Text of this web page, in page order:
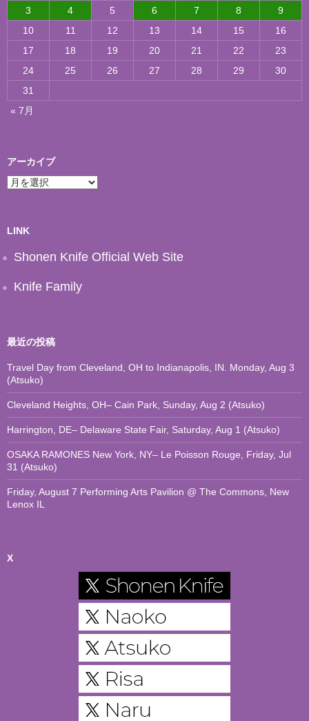
3
4 5 6 7 8
9
10
11 12 13 14 15
16
17
18 19 20 21 22
23
24
25 26 27 28 29
30
31
« 7月
アーカイブ
ア
ブ
LINK
Shonen Knife Official Web Site
Knife Family
最近の投稿
Travel Day from Cleveland, OH to Indianapolis, IN. Monday, Aug 3
(Atsuko)
Cleveland Heights, OH– Cain Park, Sunday, Aug 2 (Atsuko)
Harrington, DE– Delaware State Fair, Saturday, Aug 1 (Atsuko)
OSAKA RAMONES New York, NY– Le Poisson Rouge, Friday, Jul
31 (Atsuko)
Friday, August 7 Performing Arts Pavilion @ The Commons, New
Lenox IL
X